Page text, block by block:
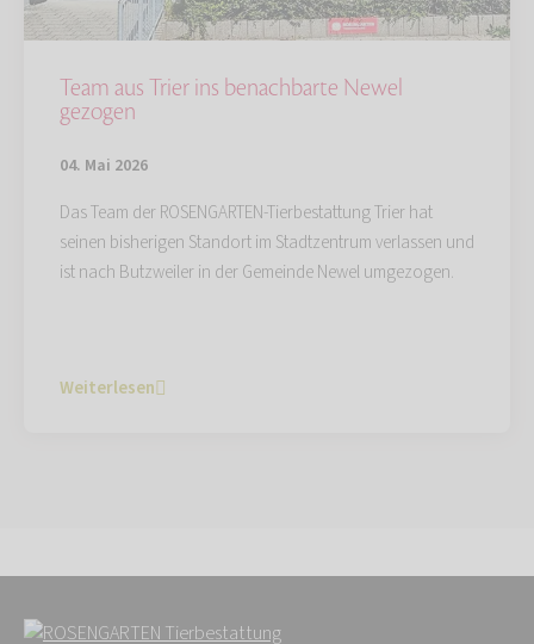
Team aus Trier ins benachbarte Newel
gezogen
04. Mai 2026
Das Team der ROSENGARTEN-Tierbestattung Trier hat
seinen bisherigen Standort im Stadtzentrum verlassen und
ist nach Butzweiler in der Gemeinde Newel umgezogen.
Weiterlesen